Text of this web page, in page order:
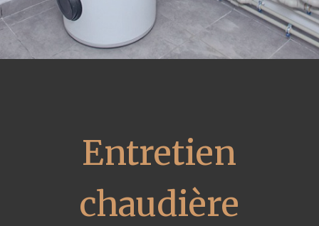
Entretien
chaudière